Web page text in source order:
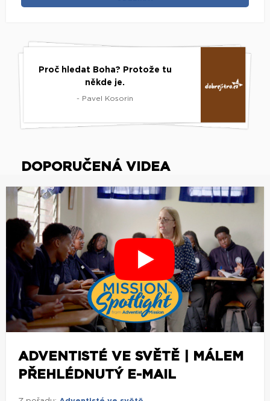
Proč hledat Boha? Protože tu
někde je.
- Pavel Kosorin
DOPORUČENÁ VIDEA
ADVENTISTÉ VE SVĚTĚ | MÁLEM
PŘEHLÉDNUTÝ E-MAIL